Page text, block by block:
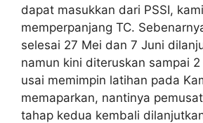
dapat masukkan dari PSSI, kami
memperpanjang TC.
selesai 27 Mei dan 7 Juni
namun kini diteruskan sampai 2
usai memimpin latihan pada
memaparkan, nantinya
tahap kedua kembali